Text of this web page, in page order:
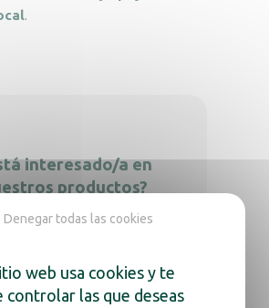
.
interesado/a en
productos?
con un asesor de JVD]
web usa cookies y te
controlar las que deseas
Denegar todas las cookies